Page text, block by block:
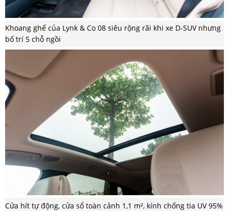
Khoang ghế của Lynk & Co 08 siêu rộng rãi khi xe D-SUV nhưng
bố trí 5 chỗ ngồi
Cửa hít tự động, cửa sổ toàn cảnh 1,1 m², kính chống tia UV 95%